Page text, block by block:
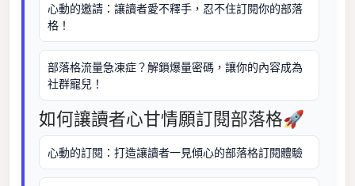
心動的邀請：讓讀者愛不釋手，忍不住訂閱你的部落
格！
部落格流量急凍症？解鎖爆量密碼，讓你的內容成為
社群寵兒！
如何讓讀者心甘情願訂閱部落格🚀
心動的訂閱：打造讓讀者一見傾心的部落格訂閱體驗